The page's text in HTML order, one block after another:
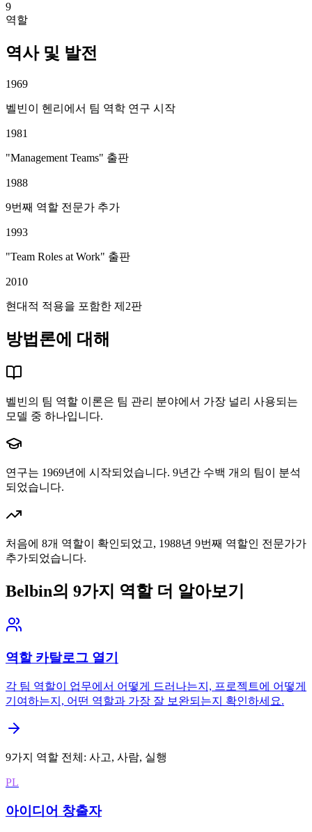
9
역할
역사 및 발전
1969
벨빈이 헨리에서 팀 역학 연구 시작
1981
"Management Teams" 출판
1988
9번째 역할 전문가 추가
1993
"Team Roles at Work" 출판
2010
현대적 적용을 포함한 제2판
방법론에 대해
벨빈의 팀 역할 이론은 팀 관리 분야에서 가장 널리 사용되는
모델 중 하나입니다.
연구는 1969년에 시작되었습니다. 9년간 수백 개의 팀이 분석
되었습니다.
처음에 8개 역할이 확인되었고, 1988년 9번째 역할인 전문가가
추가되었습니다.
Belbin의 9가지 역할 더 알아보기
역할 카탈로그 열기
각 팀 역할이 업무에서 어떻게 드러나는지, 프로젝트에 어떻게
기여하는지, 어떤 역할과 가장 잘 보완되는지 확인하세요.
9가지 역할 전체: 사고, 사람, 실행
PL
아이디어 창출자